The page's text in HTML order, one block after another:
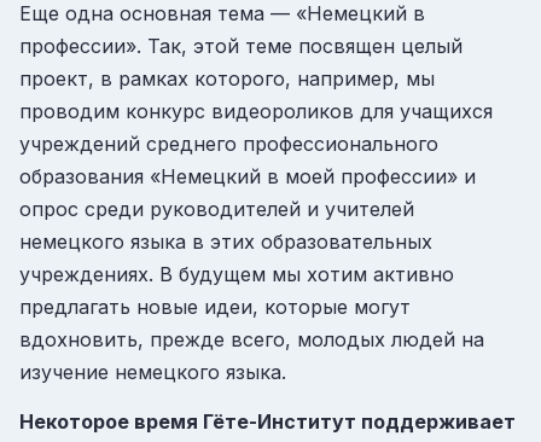
Еще одна основная тема — «Немецкий в
профессии». Так, этой теме посвящен целый
проект, в рамках которого, например, мы
проводим конкурс видеороликов для учащихся
учреждений среднего профессионального
образования «Немецкий в моей профессии» и
опрос среди руководителей и учителей
немецкого языка в этих образовательных
учреждениях. В будущем мы хотим активно
предлагать новые идеи, которые могут
вдохновить, прежде всего, молодых людей на
изучение немецкого языка.
Некоторое время Гёте-Институт поддерживает